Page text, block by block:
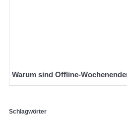
Warum sind Offline-
Schlagwörter